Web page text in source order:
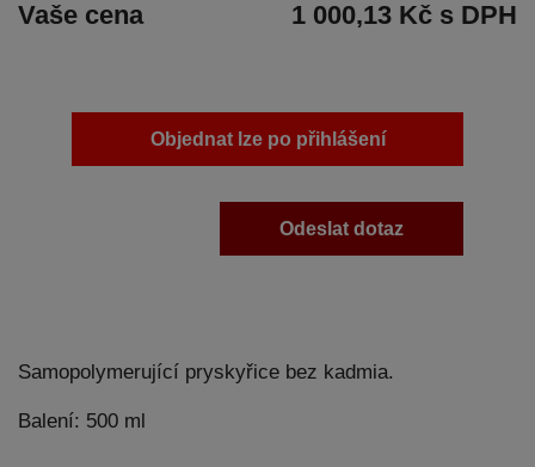
Vaše cena 1 000,13 Kč s DPH
Objednat lze po přihlášení
Odeslat dotaz
Samopolymerující pryskyřice bez kadmia.
Balení: 500 ml